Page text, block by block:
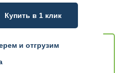
и отгрузим
Купить в 1 клик